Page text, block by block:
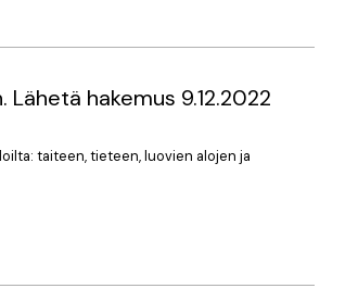
hakemus 9.12.2022
taiteen, tieteen, luovien alojen ja